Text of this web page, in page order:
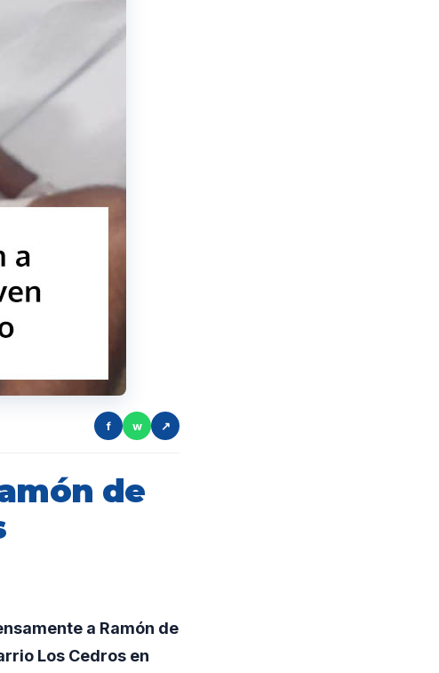
f w ↗
de
a Ramón de
Los Cedros en